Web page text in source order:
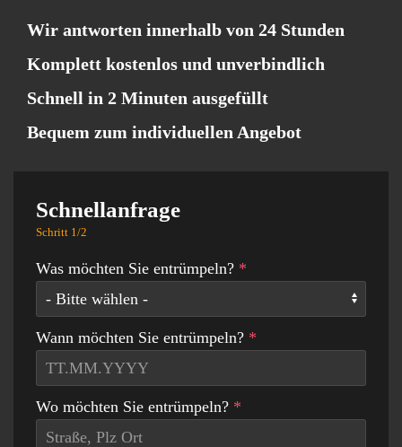
Wir antworten innerhalb von 24 Stunden
Komplett kostenlos und unverbindlich
Schnell in 2 Minuten ausgefüllt
Bequem zum individuellen Angebot
Schnellanfrage
Schritt 1/2
Was möchten Sie entrümpeln? *
Wann möchten Sie entrümpeln? *
Wo möchten Sie entrümpeln? *